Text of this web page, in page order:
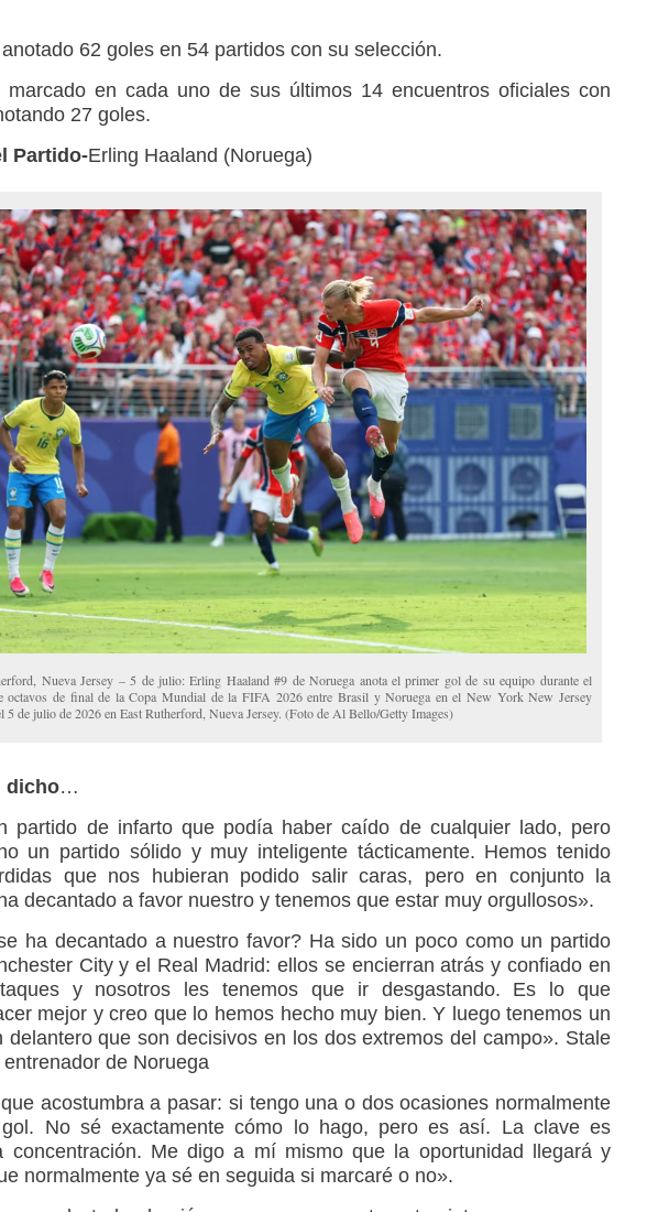
62 goles en 54 partidos con su selección.
marcado en cada uno de sus últimos 14 encuentros oficiales con
27 goles.
Partido-Erling Haaland (Noruega)
Nueva Jersey – 5 de julio: Erling Haaland #9 de Noruega anota el primer gol de su equipo durante el
octavos de final de la Copa Mundial de la FIFA 2026 entre Brasil y Noruega en el New York New Jersey
5 de julio de 2026 en East Rutherford, Nueva Jersey. (Foto de Al Bello/Getty Images)
dicho…
partido de infarto que podía haber caído de cualquier lado, pero
un partido sólido y muy inteligente tácticamente. Hemos tenido
que nos hubieran podido salir caras, pero en conjunto la
decantado a favor nuestro y tenemos que estar muy orgullosos».
ha decantado a nuestro favor? Ha sido un poco como un partido
City y el Real Madrid: ellos se encierran atrás y confiado en
y nosotros les tenemos que ir desgastando. Es lo que
mejor y creo que lo hemos hecho muy bien. Y luego tenemos un
delantero que son decisivos en los dos extremos del campo». Stale
de Noruega
acostumbra a pasar: si tengo una o dos ocasiones normalmente
No sé exactamente cómo lo hago, pero es así. La clave es
concentración. Me digo a mí mismo que la oportunidad llegará y
normalmente ya sé en seguida si marcaré o no».